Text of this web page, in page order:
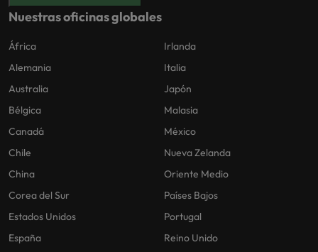
Nuestras oficinas globales
África
Alemania
Australia
Bélgica
Canadá
Chile
China
Corea del Sur
Estados Unidos
España
Irlanda
Italia
Japón
Malasia
México
Nueva Zelanda
Oriente Medio
Países Bajos
Portugal
Reino Unido